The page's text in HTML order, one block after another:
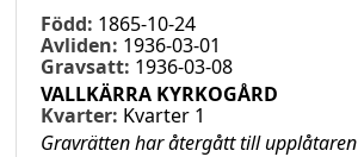
Född: 1865-10-24
Avliden: 1936-03-01
Gravsatt: 1936-03-08
VALLKÄRRA KYRKOGÅRD
Kvarter: Kvarter 1
Gravrätten har återgått till upplåtaren